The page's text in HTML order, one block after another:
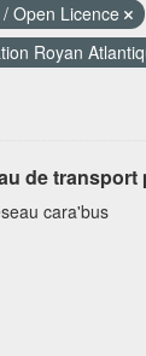
Open Licence
Royan
de
cara'bus